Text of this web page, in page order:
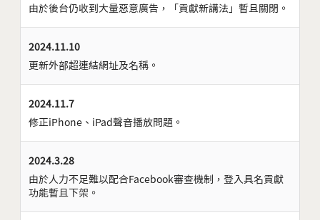
由於後台仍收到大量惡意廣告，「貢獻新講法」暫且關閉。
2024.11.10
更新外部超連結網址及名稱。
2024.11.7
修正iPhone、iPad聲音播放問題。
2024.3.28
由於人力不足難以配合Facebook審查機制，登入具名貢獻
功能暫且下架。